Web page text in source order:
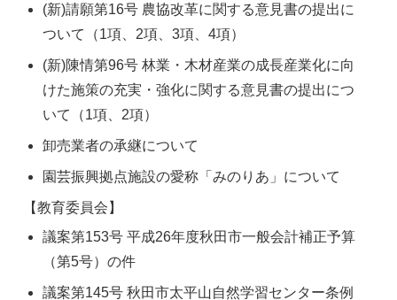
(新)請願第16号 農協改革に関する意見書の提出に
ついて（1項、2項、3項、4項）
(新)陳情第96号 林業・木材産業の成長産業化に向
けた施策の充実・強化に関する意見書の提出につ
いて（1項、2項）
卸売業者の承継について
園芸振興拠点施設の愛称「みのりあ」について
【教育委員会】
議案第153号 平成26年度秋田市一般会計補正予算
（第5号）の件
議案第145号 秋田市太平山自然学習センター条例